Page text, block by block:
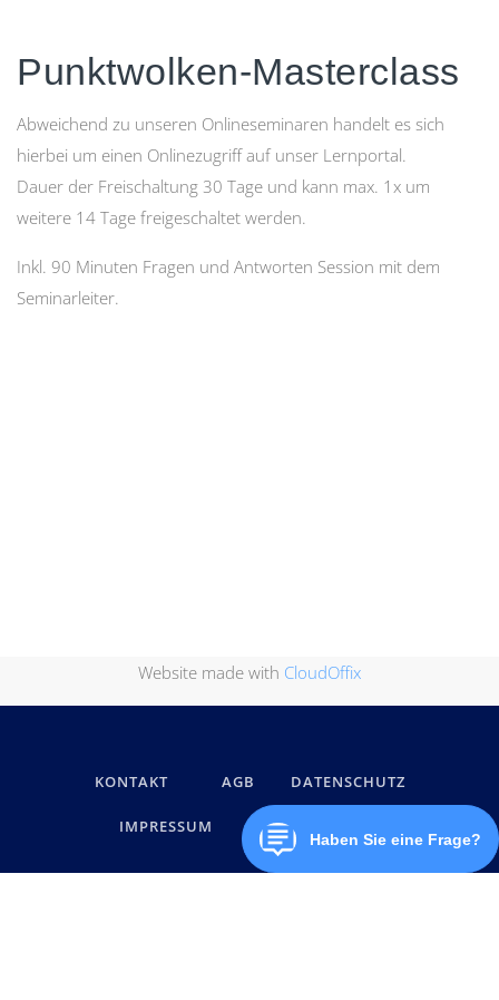
Punktwolken-Masterclass
Abweichend zu unseren Onlineseminaren handelt es sich
hierbei um einen Onlinezugriff auf unser Lernportal.
Dauer der Freischaltung 30 Tage und kann max. 1x um
weitere 14 Tage freigeschaltet werden.
Inkl. 90 Minuten Fragen und Antworten Session mit dem
Seminarleiter.
Website made with CloudOffix
KONTAKT AGB DATENSCHUTZ
IMPRESSUM MARKENNAMEN